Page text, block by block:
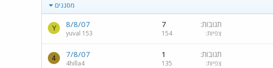
מסננים
תגובות 7
צפיות 154
8/8/07
yuval 153
Y
תגובות 1
צפיות 135
7/8/07
4hilla4
4